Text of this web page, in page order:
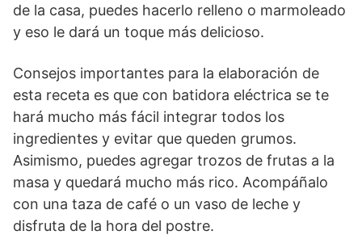
de la casa, puedes hacerlo relleno o marmoleado
y eso le dará un toque más delicioso.
Consejos importantes para la elaboración de
esta receta es que con batidora eléctrica se te
hará mucho más fácil integrar todos los
ingredientes y evitar que queden grumos.
Asimismo, puedes agregar trozos de frutas a la
masa y quedará mucho más rico. Acompáñalo
con una taza de café o un vaso de leche y
disfruta de la hora del postre.